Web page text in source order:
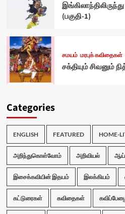
(பகுதி-1)
சமயம் மரபுக் கவிதைகள்
சக்தியும் சிவனும்
Categories
ENGLISH FEATURED HOME-
அறிந்துகொள்வோம் அறிவியல்
இசைக்கவியின் இதயம் இலக்கியம்
கட்டுரைகள் கவிதைகள்